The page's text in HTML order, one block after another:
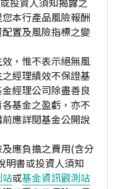
本行產品風險報酬
置及風險指標之變
，惟不表示絕無風
經理績效不保證基
經理公司除盡善良
基金之盈虧，亦不
應詳閱基金公開說
應負擔之費用(含分
明書或投資人須知
或基金資訊觀測站